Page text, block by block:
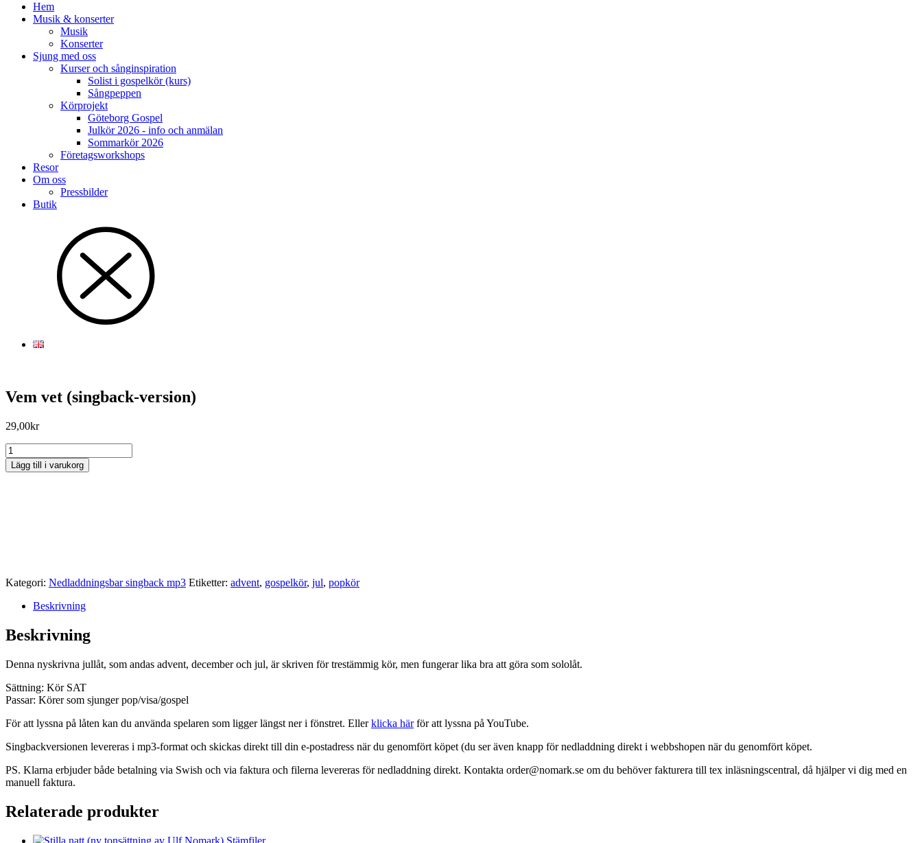
Hem
Musik & konserter
Musik
Konserter
Sjung med oss
Kurser och sånginspiration
Solist i gospelkör (kurs)
Sångpeppen
Körprojekt
Göteborg Gospel
Julkör 2026 - info och anmälan
Sommarkör 2026
Företagsworkshops
Resor
Om oss
Pressbilder
Butik
Vem vet (singback-version)
29,00kr
Vem
vet
(singback-
Lägg till i varukorg
Kategori: Nedladdningsbar singback mp3 Etiketter: advent, gospelkör, jul, popkör
Beskrivning
Beskrivning
Denna nyskrivna jullåt, som andas advent, december och jul, är skriven för trestämmig kör, men fungerar lika bra att göra som sololåt.
Sättning: Kör SAT
Passar: Körer som sjunger pop/visa/gospel
För att lyssna på låten kan du använda spelaren som ligger längst ner i fönstret. Ellerklicka härför att lyssna på YouTube.
Singbackversionen levereras i mp3-format och skickas direkt till din e-postadress när du genomfört köpet (du ser även knapp för nedladdning direkt i webbshopen när du genomfört köpet.
PS. Klarna erbjuder både betalning via Swish och via faktura och filerna levereras för nedladdning direkt. Kontakta order@nomark.se om du behöver fakturera till tex inläsningscentral, då hjälper vi dig med en
manuell faktura.
Relaterade produkter